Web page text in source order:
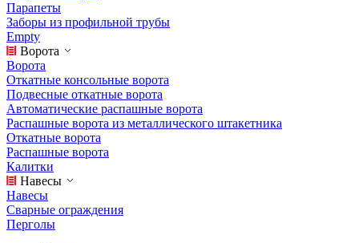
Парапеты
Заборы из профильной трубы
Empty
Ворота
Ворота
Откатные консольные ворота
Подвесные откатные ворота
Автоматические распашные ворота
Распашные ворота из металлического штакетника
Откатные ворота
Распашные ворота
Калитки
Навесы
Навесы
Сварные ограждения
Перголы